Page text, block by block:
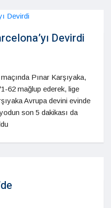
Devirdi
Pınar Karşıyaka,
62 mağlup ederek, lige
Avrupa devini evinde
son 5 dakikası da